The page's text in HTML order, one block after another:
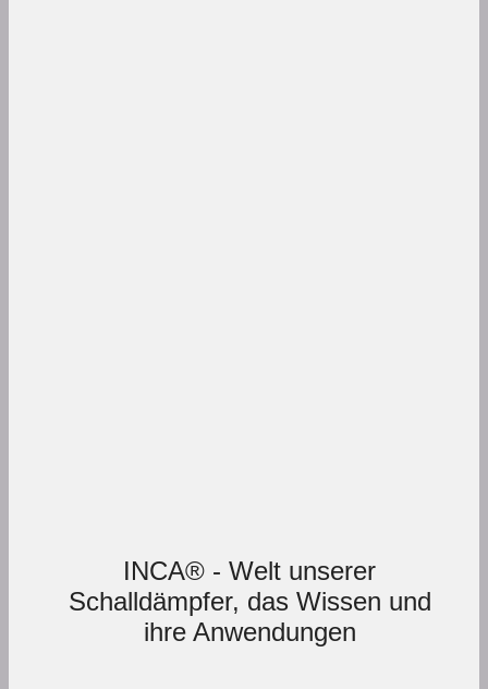
INCA® - Welt unserer
Schalldämpfer, das Wissen und
ihre Anwendungen